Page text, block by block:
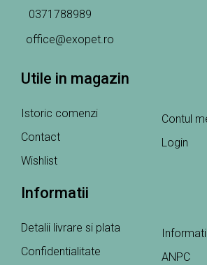
0371788989
office@exopet.ro
Utile in magazin
Istoric comenzi
Contact
Wishlist
Contul
Login
Informatii
Detalii livrare si plata
Confidentialitate
ANPC